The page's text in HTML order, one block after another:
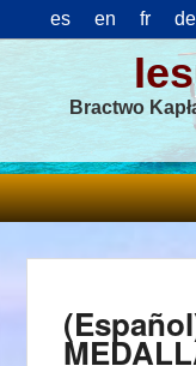
es en fr de
Bractwo